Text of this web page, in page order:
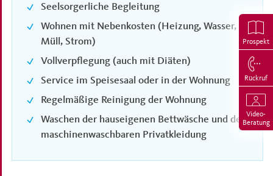
Prospekt
Rückruf
Video-
Beratung
Seelsorgerliche Begleitung
Wohnen mit Nebenkosten (Heizung, Wasser,
Müll, Strom)
Vollverpflegung (auch mit Diäten)
Service im Speisesaal oder in der Wohnung
Regelmäßige Reinigung der Wohnung
Waschen der hauseigenen Bettwäsche und der
maschinenwaschbaren Privatkleidung